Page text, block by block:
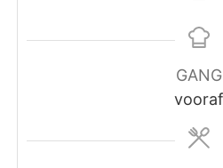
GANG
vooraf